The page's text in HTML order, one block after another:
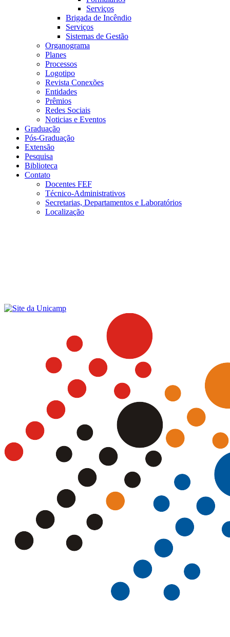
Serviços
Brigada de Incêndio
Serviços
Sistemas de Gestão
Organograma
Planes
Processos
Logotipo
Revista Conexões
Entidades
Prêmios
Redes Sociais
Noticias e Eventos
Graduação
Pós-Graduação
Extensão
Pesquisa
Biblioteca
Contato
Docentes FEF
Técnico-Administrativos
Secretarias, Departamentos e Laboratórios
Localização